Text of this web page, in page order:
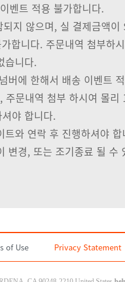
벤트 적용 불가합니다.
지 않으며, 실 결제금액
합니다. 주문내역 첨부하
습니다.
버에 한해서 배송 이벤트
문내역 첨부 하시여 몰
야 합니다.
와 연락 후 진행하셔야 합
변경, 또는 조기종료 될 수
of Use Privacy Statement